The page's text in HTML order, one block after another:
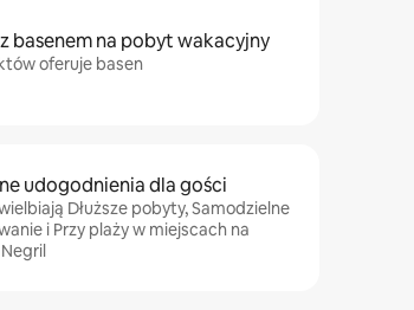
basenem na pobyt wakacyjny
oferuje basen
udogodnienia dla gości
Dłuższe pobyty, Samodzielne
i Przy plaży w miejscach na